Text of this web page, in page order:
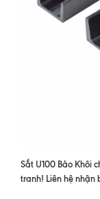
Sắt U100 Bảo Khôi
tranh! Liên hệ nhận